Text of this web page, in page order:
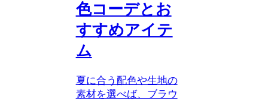
色コーデとお
すすめアイテ
ム
夏に合う配色や生地の
素材を選べば、ブラウ